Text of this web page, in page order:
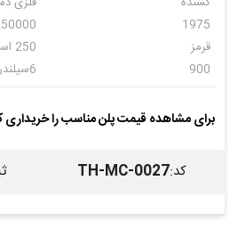
1975
قرمز
250 اسب
900
6سیلندر
برای مشاهده قیمت پلن مناسب را خریداری
کد:
TH-MC-0027